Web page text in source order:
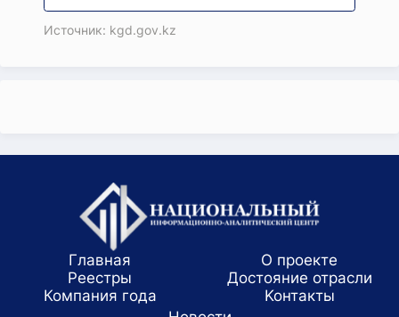
Источник: kgd.gov.kz
Главная
О проекте
Реестры
Достояние отрасли
Компания года
Koнтaкты